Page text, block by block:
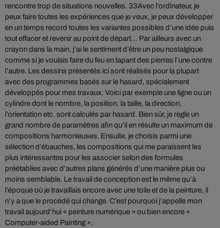
rencontre trop de situations nouvelles. 33Avec l’ordinateur, je
peux faire toutes les expériences que je veux, je peux développer
en un temps record toutes les variantes possibles d’une idée puis
tout effacer et revenir au point de départ… Par ailleurs avec un
crayon dans la main, j’ai le sentiment d’être un peu nostalgique
comme si je voulais faire du feu en tapant des pierres l’une contre
l’autre. Les dessins présentés ici sont réalisés pour la plupart
avec des programmes basés sur le hasard, spécialement
développés pour mes travaux. Voici par exemple une ligne ou un
cylindre dont le nombre, la position, la taille, la direction,
l’orientation etc. sont calculés par hasard. Bien sûr, je règle un
grand nombre de paramètres afin qu’il en résulte un maximum de
compositions harmonieuses. Ensuite, je choisis parmi une
sélection d’ébauches, les compositions qui me paraissent les
plus intéressantes pour les associer selon des formules
préétablies avec d’autres plans générés d’une manière plus ou
moins semblable. Le travail de conception est le même qu’à
l’époque où je travaillais encore avec une toile et de la peinture, il
n’y a que le procédé qui change. C’est pourquoi j’appelle mon
travail aujourd’hui « peinture numérique » ou bien encore «
Computer-aided Painting ».